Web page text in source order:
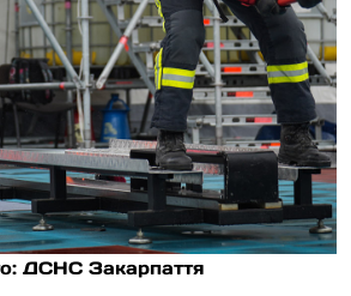
ДСНС Закарпаття